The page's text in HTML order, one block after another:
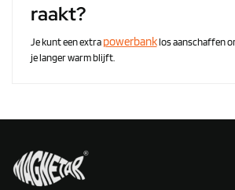
raakt?
Je kunt een extrapowerbanklos aanschaffen
je langer warm blijft.